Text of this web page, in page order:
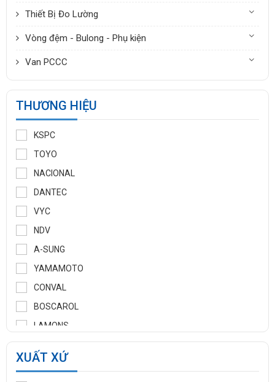
Thiết Bị Đo Lường
Vòng đệm - Bulong - Phụ kiện
Van PCCC
THƯƠNG HIỆU
KSPC
TOYO
NACIONAL
DANTEC
VYC
NDV
A-SUNG
YAMAMOTO
CONVAL
BOSCAROL
LAMONS
MANNTEK
KLINGER
XUẤT XỨ